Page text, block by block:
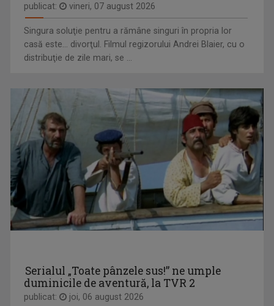
CULTURA MINORITĂŢILOR
Redacțiile Maghiară, Germană și Alte ...
DORINA FLOREA
Fie că s-a aflat la pupitrul „Telejurnalului” ...
DANIELA ZECA-BUZURA
publicat: vineri, 07 august 2026
Singura soluţie pentru a rămâne singuri în propria lor
casă este... divorţul. Filmul regizorului Andrei Blaier, cu o
distribuţie de zile mari, se ...
Serialul „Toate pânzele sus!” ne umple
duminicile de aventură, la TVR 2
publicat: joi, 06 august 2026